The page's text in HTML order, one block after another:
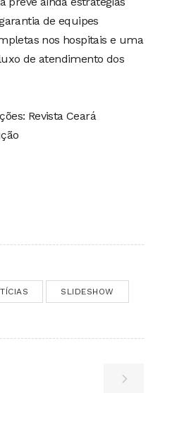
de equipes
nos hospitais e uma
de atendimento dos
Revista Ceará
SLIDESHOW